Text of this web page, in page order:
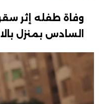
وفاة طفله إثر
السادس بمنزل